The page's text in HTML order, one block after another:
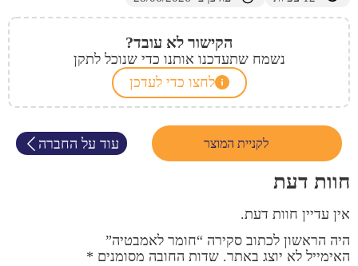
הקישור לא עובד?
נשמח שתעדכנו אותנו כדי שנוכל לתקן
לחצו כדי לעדכן
לקניית המוצר עוד על החברה
חוות דעת
אין עדיין חוות דעת.
היה הראשון לכתוב סקירה “חומר לאמבטיה”
האימייל לא יוצג באתר. שדות החובה מסומנים *